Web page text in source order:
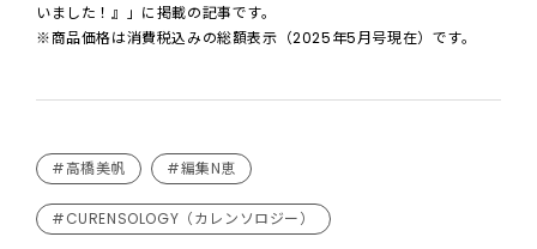
いました！』」に掲載の記事です。
※商品価格は消費税込みの総額表示（2025年5月号現在）です。
#高橋美帆 #編集N恵
#CURENSOLOGY（カレンソロジー）